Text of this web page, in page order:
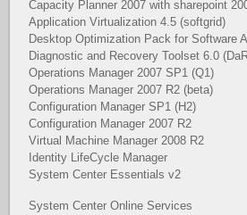
Capacity Planner 2007 with sharepoint
Application Virtualization 4.5 (softgrid)
Desktop Optimization Pack for Software
Diagnostic and Recovery Toolset 6.0
Operations Manager 2007 SP1 (Q1)
Operations Manager 2007 R2 (beta)
Configuration Manager SP1 (H2)
Configuration Manager 2007 R2
Virtual Machine Manager 2008 R2
Identity LifeCycle Manager
System Center Essentials v2
System Center Online Services